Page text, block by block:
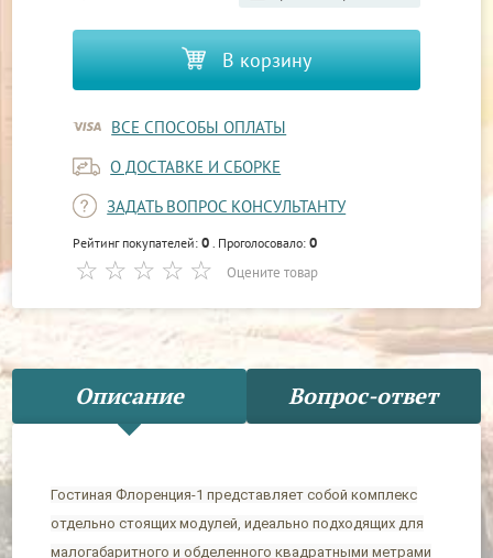
В корзину
ВСЕ СПОСОБЫ ОПЛАТЫ
О ДОСТАВКЕ И СБОРКЕ
ЗАДАТЬ ВОПРОС КОНСУЛЬТАНТУ
Рейтинг покупателей:0 . Проголосовало:0
Оцените товар
Описание Вопрос-ответ
Гостиная Флоренция-1 представляет собой комплекс
отдельно стоящих модулей, идеально подходящих для
малогабаритного и обделенного квадратными метрами